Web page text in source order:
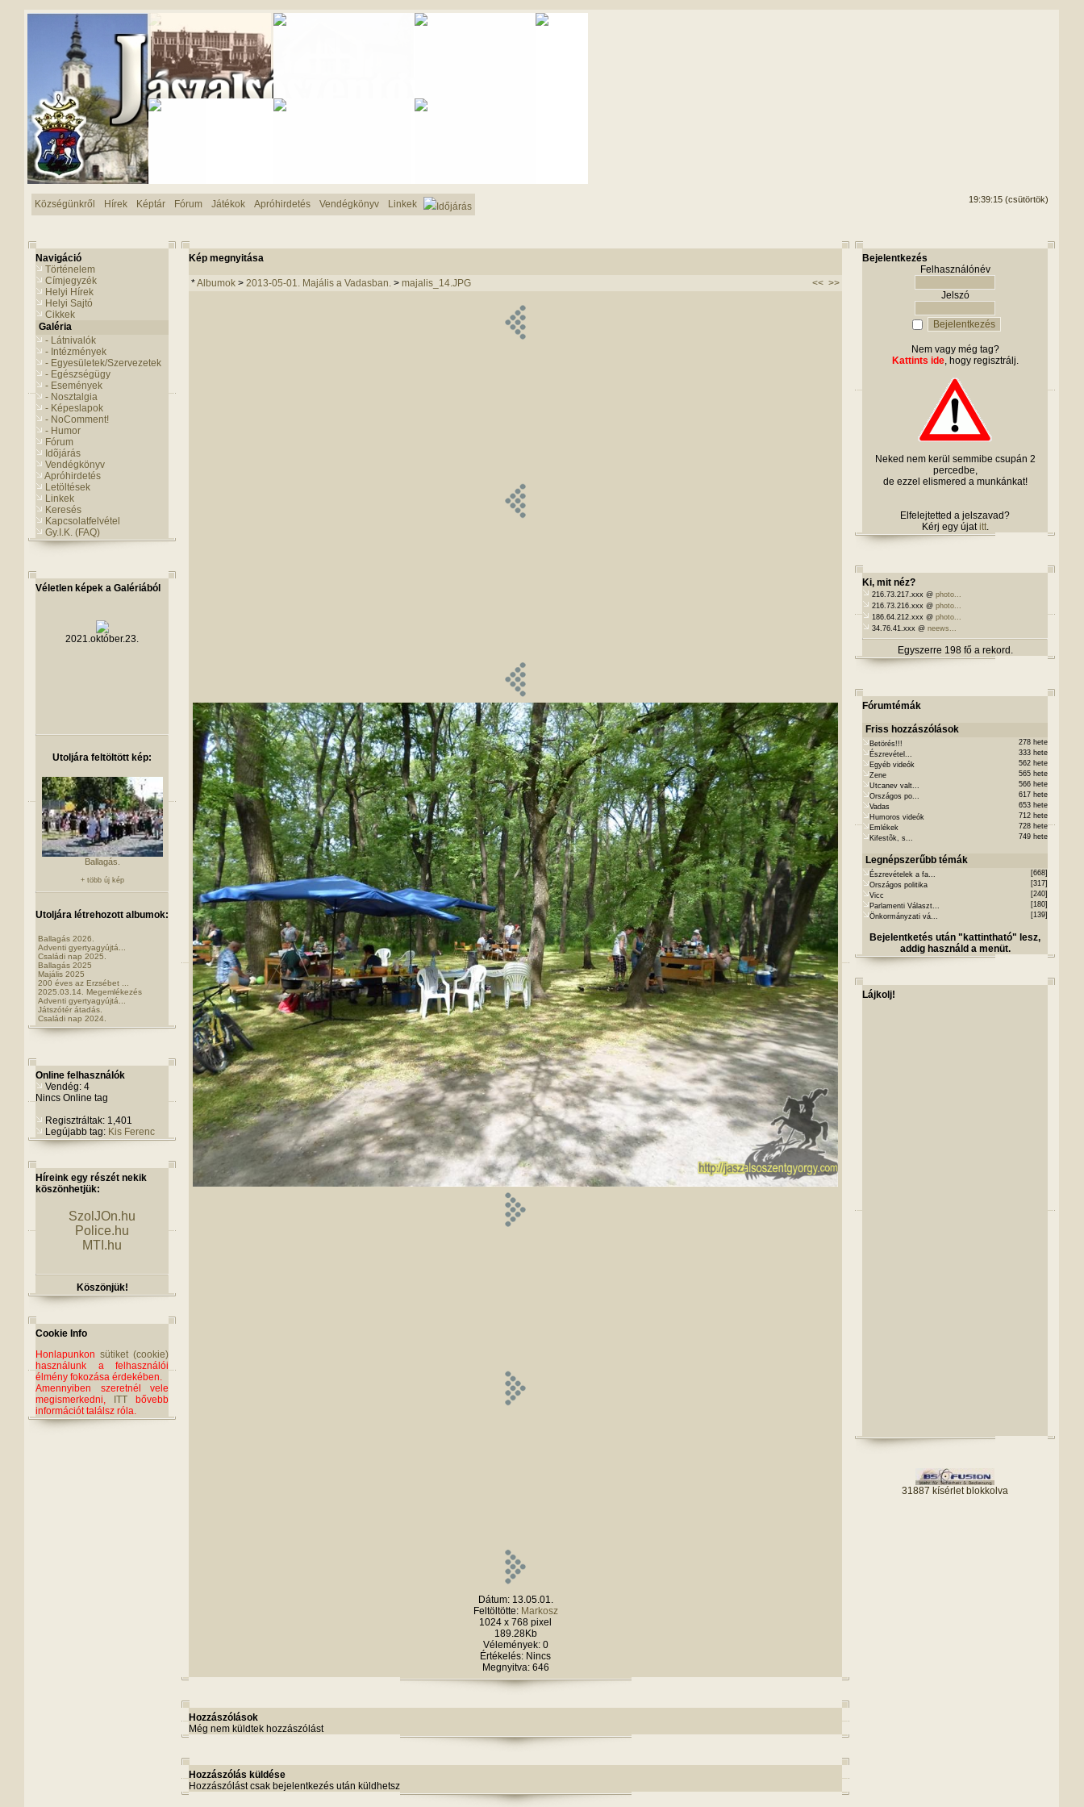
Községünkről Hírek Képtár Fórum Játékok Apróhirdetés Vendégkönyv Linkek Időjárás
19:39:15 (csütörtök)
Navigáció
Történelem
Címjegyzék
Helyi Hírek
Helyi Sajtó
Cikkek
Galéria
- Látnivalók
- Intézmények
- Egyesületek/Szervezetek
- Egészségügy
- Események
- Nosztalgia
- Képeslapok
- NoComment!
- Humor
Fórum
Idõjárás
Vendégkönyv
Apróhirdetés
Letöltések
Linkek
Keresés
Kapcsolatfelvétel
Gy.I.K. (FAQ)
Véletlen képek a Galériából
Utoljára feltöltött kép:
Ballagás.
+ több új kép
Utoljára létrehozott albumok:
Ballagás 2026.
Adventi gyertyagyújtá...
Családi nap 2025.
Ballagás 2025
Majális 2025
200 éves az Erzsébet ...
2025.03.14. Megemlékezés
Adventi gyertyagyújtá...
Játszótér átadás.
Családi nap 2024.
Online felhasználók
Vendég: 4
Nincs Online tag
Regisztráltak: 1,401
Legújabb tag: Kis Ferenc
Híreink egy részét nekik
köszönhetjük:
SzolJOn.hu
Police.hu
MTI.hu
Köszönjük!
Cookie Info
Honlapunkon sütiket (cookie)
használunk a felhasználói
élmény fokozása érdekében.
Amennyiben szeretnél vele
megismerkedni,
ITT bővebb
információt találsz róla.
Kép megnyitása
*Albumok > 2013-05-01. Majális a Vadasban. > majalis_14.JPG << >>
Dátum: 13.05.01.
Feltöltötte: Markosz
1024 x 768 pixel
189.28Kb
Vélemények: 0
Értékelés: Nincs
Megnyitva: 646
Hozzászólások
Még nem küldtek hozzászólást
Hozzászólás küldése
Hozzászólást csak bejelentkezés után küldhetsz
Bejelentkezés
Felhasználónév
Jelszó
Nem vagy még tag?
Kattints ide, hogy regisztrálj.
Neked nem kerül semmibe csupán 2
percedbe,
de ezzel elismered a munkánkat!
Elfelejtetted a jelszavad?
Kérj egy újatitt.
Ki, mit néz?
216.73.217.xxx @ photo...
216.73.216.xxx @ photo...
186.64.212.xxx @ photo...
34.76.41.xxx @ neews...
Egyszerre 198 fő a rekord.
Fórumtémák
Friss hozzászólások
Betörés!!!
278 hete
Észrevétel...
333 hete
Egyéb videók
562 hete
Zene
565 hete
Utcanev valt...
566 hete
Országos po...
617 hete
Vadas
653 hete
Humoros videók
712 hete
Emlékek
728 hete
Kifestõk, s...
749 hete
Legnépszerűbb témák
Észrevételek a fa...
[668]
Országos politika
[317]
Vicc
[240]
Parlamenti Választ...
[180]
Önkormányzati vá...
[139]
Bejelentketés után "kattintható" lesz,
addig használd a menüt.
Lájkolj!
31887 kísérlet blokkolva